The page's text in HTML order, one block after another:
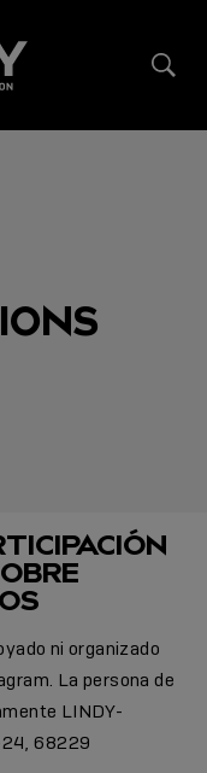
ni organizado
La persona de
LINDY-
24, 68229